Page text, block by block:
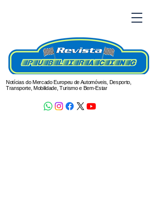
Notícias do Mercado Europeu de Automóveis, Desporto,
Transporte, Mobilidade, Turismo e Bem-Estar